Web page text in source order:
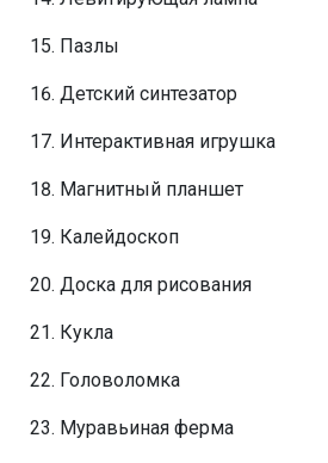
Пазлы
Детский синтезатор
Интерактивная игрушка
Магнитный планшет
Калейдоскоп
Доска для рисования
Кукла
Головоломка
Муравьиная ферма